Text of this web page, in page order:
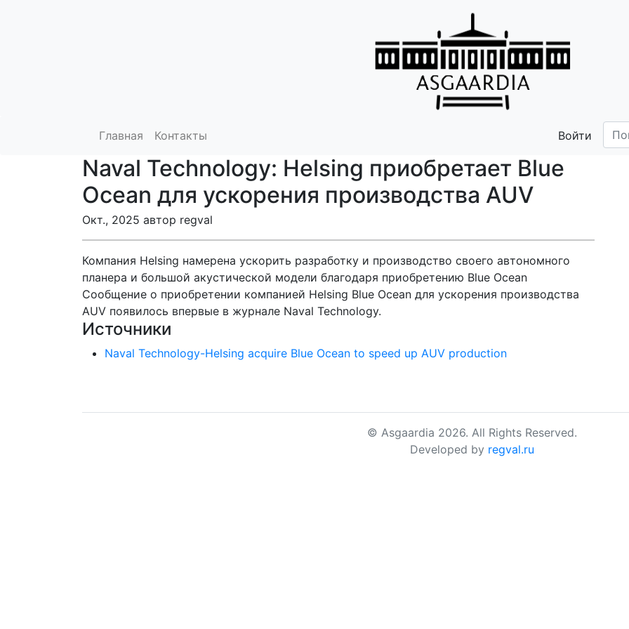
Главная Контакты Войти
Naval Technology: Helsing приобретает Blue
Ocean для ускорения производства AUV
Окт., 2025 автор regval
Компания Helsing намерена ускорить разработку и производство своего автономного
планера и большой акустической модели благодаря приобретению Blue Ocean
Сообщение о приобретении компанией Helsing Blue Ocean для ускорения производства
AUV появилось впервые в журнале Naval Technology.
Источники
Naval Technology-Helsing acquire Blue Ocean to speed up AUV production
© Asgaardia 2026. All Rights Reserved.
Developed by regval.ru